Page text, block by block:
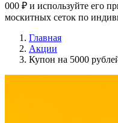
000 ₽ и используйте его
москитных сеток по
Главная
Акции
Купон на 5000